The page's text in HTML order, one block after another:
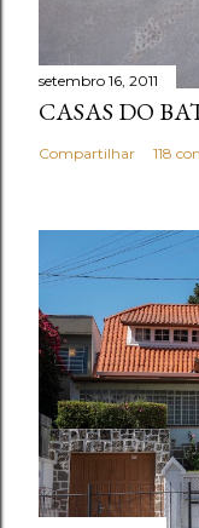
setembro 16, 2011
CASAS DO
Compartilhar 118